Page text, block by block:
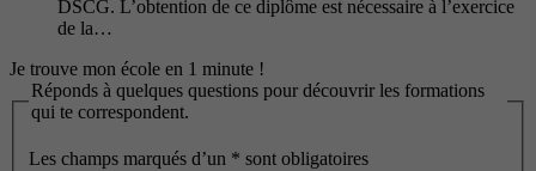
DSCG. L’obtention de ce diplôme est nécessaire à l’exercice
de la…
Je trouve mon école en 1 minute !
Réponds à quelques questions pour découvrir les formations
qui te correspondent.
Les champs marqués d’un * sont obligatoires